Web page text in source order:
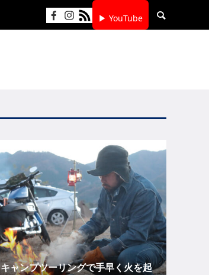
▶ YouTube
キャンプツーリングで手早く火を起